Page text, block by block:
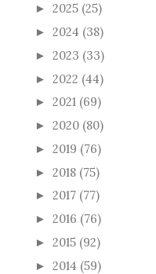
► 2025 (25)
► 2024 (38)
► 2023 (33)
► 2022 (44)
► 2021 (69)
► 2020 (80)
► 2019 (76)
► 2018 (75)
► 2017 (77)
► 2016 (76)
► 2015 (92)
► 2014 (59)